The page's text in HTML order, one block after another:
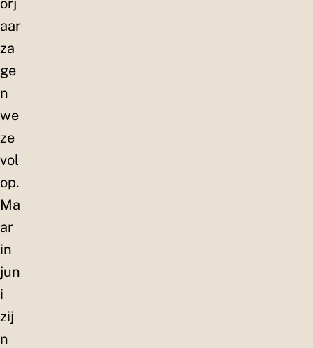
aar
za
ge
n
we
ze
vol
op.
Ma
ar
in
jun
i
zij
n